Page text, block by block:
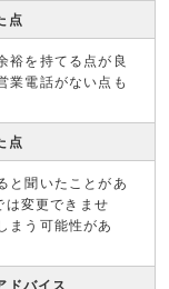
点
裕を持てる点が良
業電話がない点も
点
と聞いたことがあ
は変更できませ
まう可能性があ
ドバイス